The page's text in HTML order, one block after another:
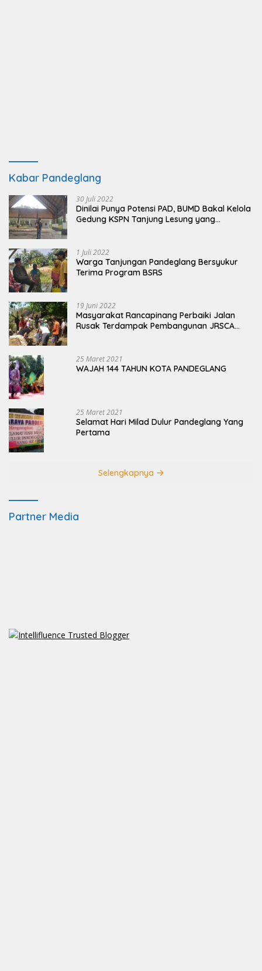
Kabar Pandeglang
30 Juli 2022
Dinilai Punya Potensi PAD, BUMD Bakal Kelola
Gedung KSPN Tanjung Lesung yang
1 Juli 2022
Warga Tanjungan Pandeglang Bersyukur
Terima Program BSRS
19 Juni 2022
Masyarakat Rancapinang Perbaiki Jalan
Rusak Terdampak Pembangunan JRSCA
25 Maret 2021
WAJAH 144 TAHUN KOTA PANDEGLANG
25 Maret 2021
Selamat Hari Milad Dulur Pandeglang Yang
Pertama
Selengkapnya
Partner Media